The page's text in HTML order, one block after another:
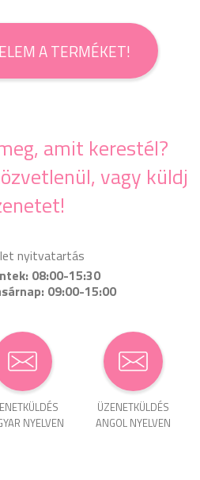
A TERMÉKET!
amit kerestél?
vagy küldj
nyitvatartás
08:00-15:30
09:00-15:00
NYELVEN
ÜZENET­KÜLDÉS
ANGOL NYELVEN